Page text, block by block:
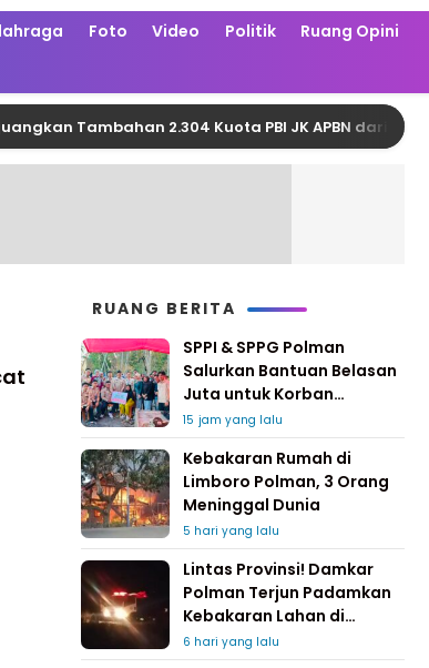
Foto Video Politik
Ruang Opini
Tambahan 2.304 Kuota PBI JK APBN dari Kemensos RI
RUANG BERITA
SPPI & SPPG Polman
Salurkan Bantuan Belasan
Juta untuk Korban
Kebakaran di Limboro
15 jam yang lalu
Kebakaran Rumah di
Limboro Polman, 3 Orang
Meninggal Dunia
5 hari yang lalu
Lintas Provinsi! Damkar
Polman Terjun Padamkan
Kebakaran Lahan di
Pinrang
6 hari yang lalu